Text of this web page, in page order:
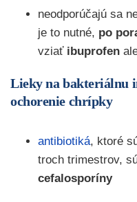
neodporúčajú sa
je to nutné, po
vziať ibuprofen
Lieky na bakteriálnu
ochorenie chrípky
antibiotiká, ktoré
troch trimestrov,
cefalosporíny